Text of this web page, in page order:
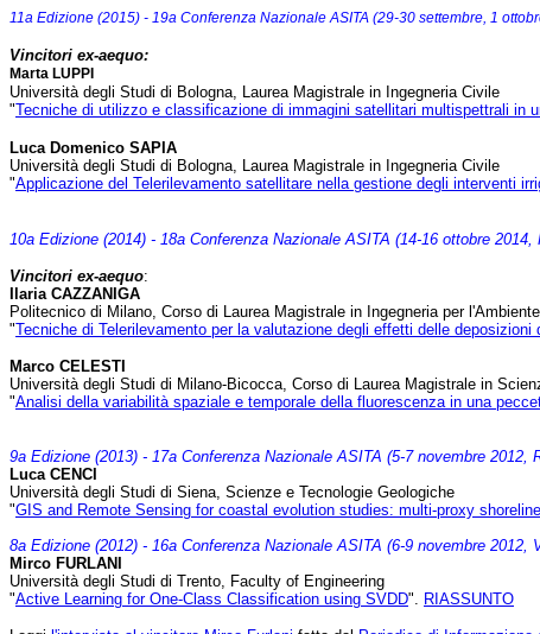
11a Edizione (2015) - 19a Conferenza Nazionale ASITA (29-30 settembre, 1
Vincitori ex-aequo:
Marta LUPPI
Università degli Studi di Bologna, Laurea Magistrale in Ingegneria Civile
"Tecniche di utilizzo e classificazione di immagini satellitari multispettrali in
Luca Domenico SAPIA
Università degli Studi di Bologna, Laurea Magistrale in Ingegneria Civile
"Applicazione del Telerilevamento satellitare nella gestione degli interventi
10a Edizione (2014) - 18a Conferenza Nazionale ASITA (14-16 ottobre 2014,
Vincitori ex-aequo:
Ilaria CAZZANIGA
Politecnico di Milano, Corso di Laurea Magistrale in Ingegneria per
"Tecniche di Telerilevamento per la valutazione degli effetti delle deposizioni
Marco CELESTI
Università degli Studi di Milano-Bicocca, Corso di Laurea Magistrale in
"Analisi della variabilità spaziale e temporale della fluorescenza in una
9a Edizione (2013) - 17a Conferenza Nazionale ASITA (5-7 novembre 2012,
Luca CENCI
Università degli Studi di Siena, Scienze e Tecnologie Geologiche
"GIS and Remote Sensing for coastal evolution studies: multi-proxy
8a Edizione (2012) - 16a Conferenza Nazionale ASITA (6-9 novembre 2012,
Mirco FURLANI
Università degli Studi di Trento, Faculty of Engineering
"Active Learning for One-Class Classification using SVDD". RIASSUNTO